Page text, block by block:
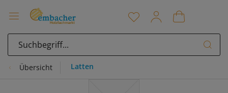
Übersicht Latten